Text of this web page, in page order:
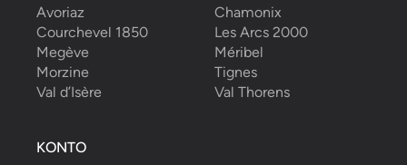
Avoriaz
Chamonix
Courchevel 1850
Les Arcs 2000
Megève
Méribel
Morzine
Tignes
Val d’Isère
Val Thorens
KONTO